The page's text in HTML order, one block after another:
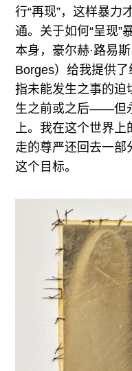
行“再现”，这样暴力
通。关于如何“呈现”
本身，豪尔赫·路易
Borges）给我提供
指未能发生之事的迫
生之前或之后——但
上。我在这个世界上
走的尊严还回去一部
这个目标。